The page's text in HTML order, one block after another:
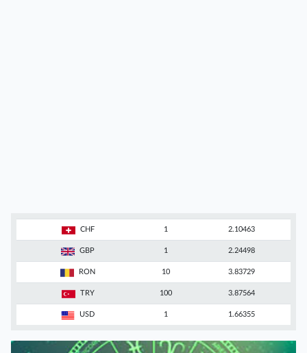
CHF 1 2.10463
GBP 1 2.24498
RON 10 3.83729
TRY 100 3.87564
USD 1 1.66355